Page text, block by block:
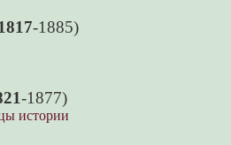
-1885)
-1877)
истории